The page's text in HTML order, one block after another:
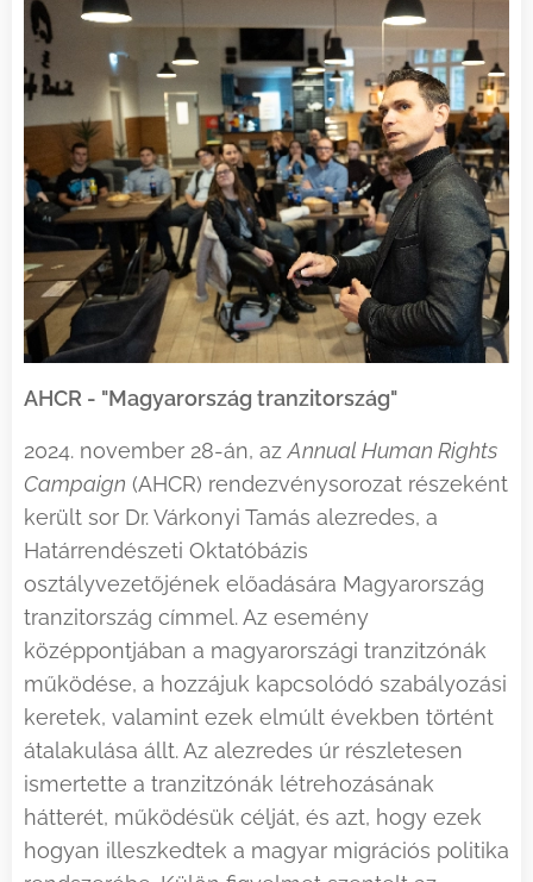
AHCR - "Magyarország tranzitország"
2024. november 28-án, az Annual Human Rights
Campaign (AHCR) rendezvénysorozat részeként
került sor Dr. Várkonyi Tamás alezredes, a
Határrendészeti Oktatóbázis
osztályvezetőjének előadására Magyarország
tranzitország címmel. Az esemény
középpontjában a magyarországi tranzitzónák
működése, a hozzájuk kapcsolódó szabályozási
keretek, valamint ezek elmúlt években történt
átalakulása állt. Az alezredes úr részletesen
ismertette a tranzitzónák létrehozásának
hátterét, működésük célját, és azt, hogy ezek
hogyan illeszkedtek a magyar migrációs politika